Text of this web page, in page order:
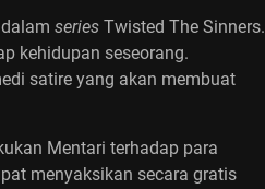
series Twisted The Sinners.
kehidupan seseorang.
satire yang akan membuat
Mentari terhadap para
menyaksikan secara gratis